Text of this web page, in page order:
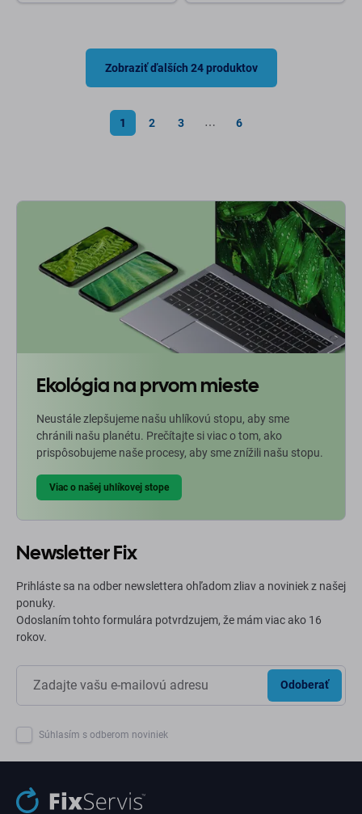
Zobraziť ďalších 24 produktov
1 2 3 ⋯ 6
Ekológia na prvom mieste
Neustále zlepšujeme našu uhlíkovú stopu, aby sme
chránili našu planétu. Prečítajte si viac o tom, ako
prispôsobujeme naše procesy, aby sme znížili našu stopu.
Viac o našej uhlíkovej stope
Newsletter Fix
Prihláste sa na odber newslettera ohľadom zliav a noviniek z našej
ponuky.
Odoslaním tohto formulára potvrdzujem, že mám viac ako 16
rokov.
Odoberať
Súhlasím s odberom noviniek